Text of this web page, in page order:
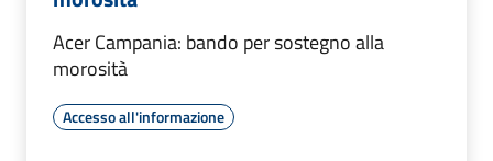
Acer Campania: bando per sostegno alla
morosità
Accesso all'informazione